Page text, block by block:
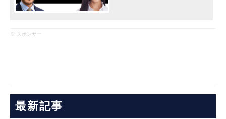
※ スポンサー
最新記事